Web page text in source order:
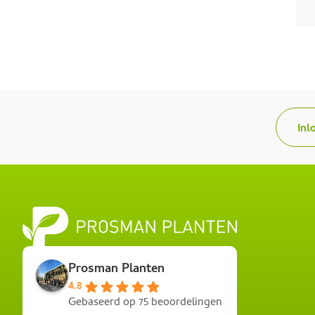
Prosman Planten
4.8
Gebaseerd op 75 beoordelingen